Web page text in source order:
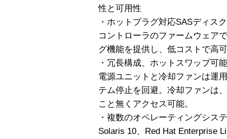
性と可用性
・ホットプラグ対応SASディス
コントローラのファームウェア
グ機能を提供し、低コストで高
・冗長構成、ホットスワップ可
電源ユニットと冷却ファンは運
テム停止を回避。冷却ファンは
こと無くアクセス可能。
・複数のオペレーティングシス
Solaris 10、Red Hat Enterprise